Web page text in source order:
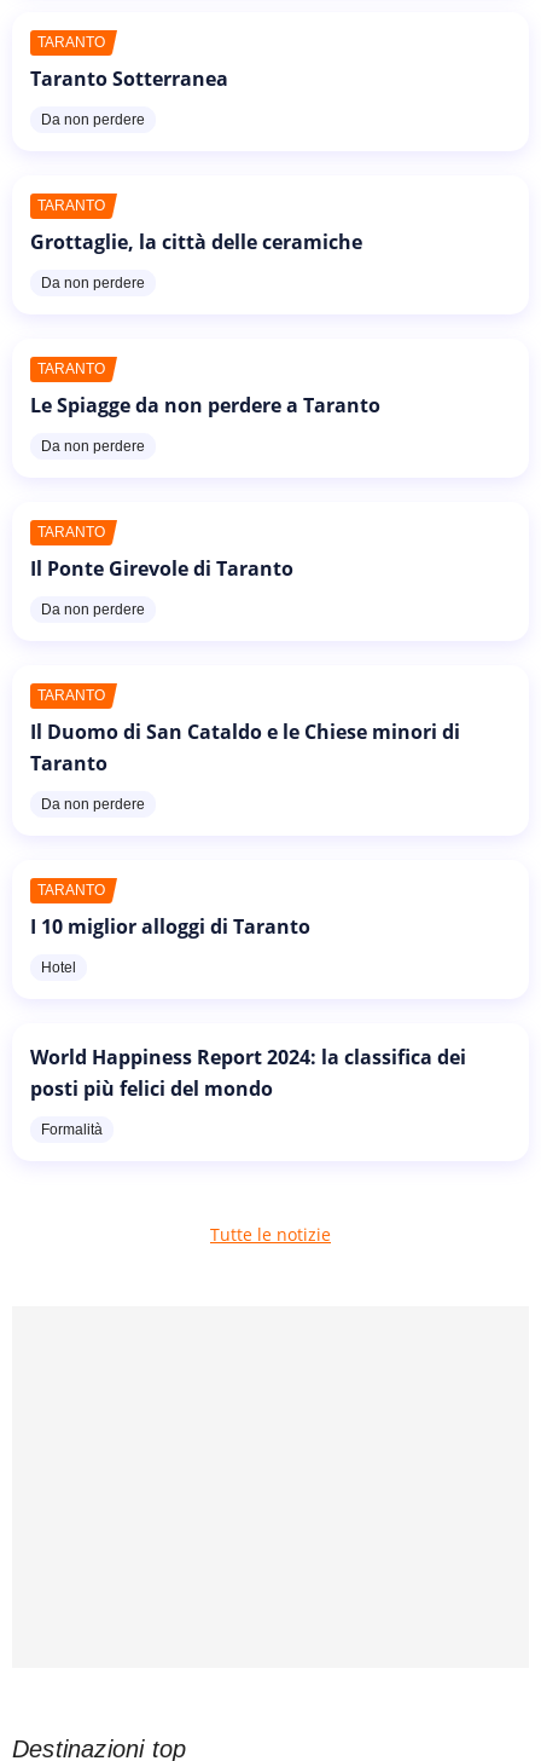
TARANTO
Taranto Sotterranea
Da non perdere
TARANTO
Grottaglie, la città delle ceramiche
Da non perdere
TARANTO
Le Spiagge da non perdere a Taranto
Da non perdere
TARANTO
Il Ponte Girevole di Taranto
Da non perdere
TARANTO
Il Duomo di San Cataldo e le Chiese minori di
Taranto
Da non perdere
TARANTO
I 10 miglior alloggi di Taranto
Hotel
World Happiness Report 2024: la classifica dei
posti più felici del mondo
Formalità
Tutte le notizie
Destinazioni top